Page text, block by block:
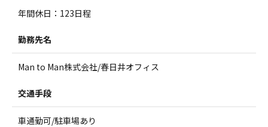
年間休日：123日程
勤務先名
Man to Man株式会社/春日井オフィス
交通手段
車通勤可/駐車場あり